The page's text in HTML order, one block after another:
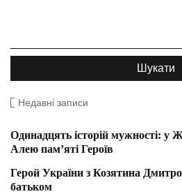
Недавні записи
Одинадцять історій мужності: у
Алею пам’яті Героїв
Герой України з Козятина
батьком